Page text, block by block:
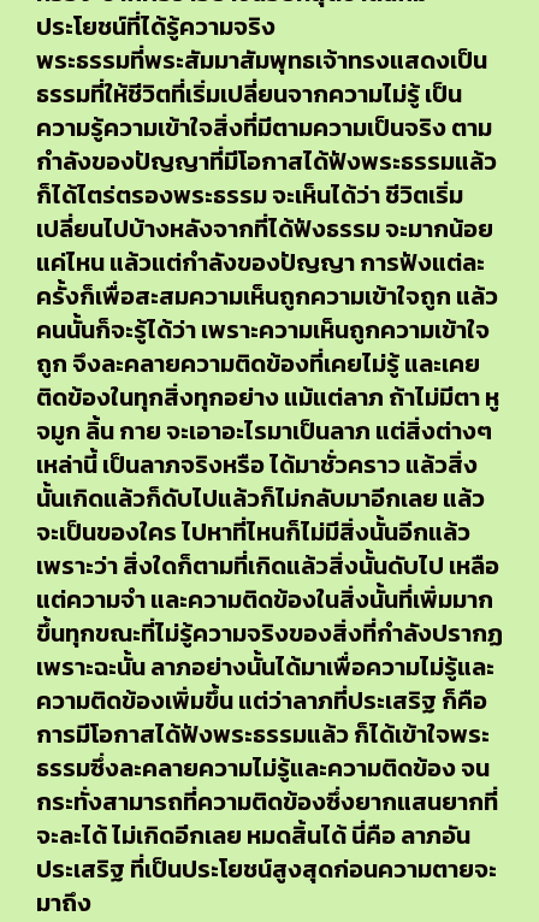
ประโยชน์ที่ได้รู้ความจริง
พระธรรมที่พระสัมมาสัมพุทธเจ้าทรงแสดงเป็น
ธรรมที่ให้ชีวิตที่เริ่มเปลี่ยนจากความไม่รู้ เป็น
ความรู้ความเข้าใจสิ่งที่มีตามความเป็นจริง ตาม
กำลังของปัญญาที่มีโอกาสได้ฟังพระธรรมแล้ว
ก็ได้ไตร่ตรองพระธรรม จะเห็นได้ว่า ชีวิตเริ่ม
เปลี่ยนไปบ้างหลังจากที่ได้ฟังธรรม จะมากน้อย
แค่ไหน แล้วแต่กำลังของปัญญา การฟังแต่ละ
ครั้งก็เพื่อสะสมความเห็นถูกความเข้าใจถูก แล้ว
คนนั้นก็จะรู้ได้ว่า เพราะความเห็นถูกความเข้าใจ
ถูก จึงละคลายความติดข้องที่เคยไม่รู้ และเคย
ติดข้องในทุกสิ่งทุกอย่าง แม้แต่ลาภ ถ้าไม่มีตา หู
จมูก ลิ้น กาย จะเอาอะไรมาเป็นลาภ แต่สิ่งต่างๆ
เหล่านี้ เป็นลาภจริงหรือ ได้มาชั่วคราว แล้วสิ่ง
นั้นเกิดแล้วก็ดับไปแล้วก็ไม่กลับมาอีกเลย แล้ว
จะเป็นของใคร ไปหาที่ไหนก็ไม่มีสิ่งนั้นอีกแล้ว
เพราะว่า สิ่งใดก็ตามที่เกิดแล้วสิ่งนั้นดับไป เหลือ
แต่ความจำ และความติดข้องในสิ่งนั้นที่เพิ่มมาก
ขึ้นทุกขณะที่ไม่รู้ความจริงของสิ่งที่กำลังปรากฏ
เพราะฉะนั้น ลาภอย่างนั้นได้มาเพื่อความไม่รู้และ
ความติดข้องเพิ่มขึ้น แต่ว่าลาภที่ประเสริฐ ก็คือ
การมีโอกาสได้ฟังพระธรรมแล้ว ก็ได้เข้าใจพระ
ธรรมซึ่งละคลายความไม่รู้และความติดข้อง จน
กระทั่งสามารถที่ความติดข้องซึ่งยากแสนยากที่
จะละได้ ไม่เกิดอีกเลย หมดสิ้นได้ นี่คือ ลาภอัน
ประเสริฐ ที่เป็นประโยชน์สูงสุดก่อนความตายจะ
มาถึง